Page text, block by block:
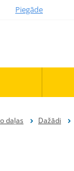
Piegāde
daļas Dažādi